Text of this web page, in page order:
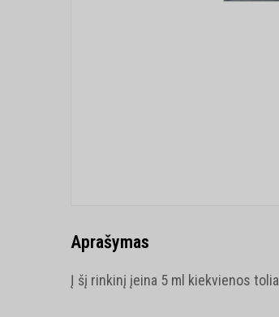
Aprašymas
Į šį rinkinį įeina 5 ml kiekvienos